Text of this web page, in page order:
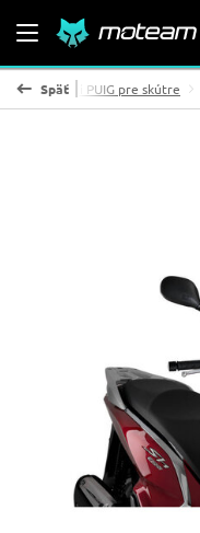
SpäťPlexi PUIG pre skútre